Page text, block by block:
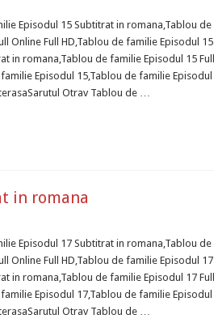
Episodul 15 Subtitrat in romana,Tablou de
Online Full HD,Tablou de familie Episodul 15
in romana,Tablou de familie Episodul 15 Full
Episodul 15,Tablou de familie Episodul
Otrav Tablou de …
in romana
Episodul 17 Subtitrat in romana,Tablou de
Online Full HD,Tablou de familie Episodul 17
in romana,Tablou de familie Episodul 17 Full
Episodul 17,Tablou de familie Episodul
Otrav Tablou de …